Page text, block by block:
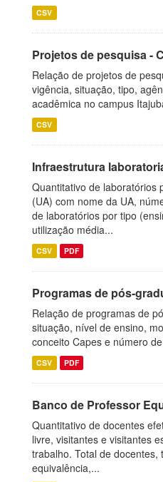
CSV
Projetos de pesquisa -
Relação de projetos de
vigência, situação, tipo,
acadêmica no campus
CSV
Infraestrutura
Quantitativo de laboratórios
(UA) com nome da UA,
de laboratórios por tipo
utilização média...
CSV PDF
Programas de pós-
Relação de programas de
situação, nível de ensino,
conceito Capes e número
CSV PDF
Banco de Professor
Quantitativo de docentes
livre, visitantes e visitantes
trabalho. Total de docentes,
equivalência,...